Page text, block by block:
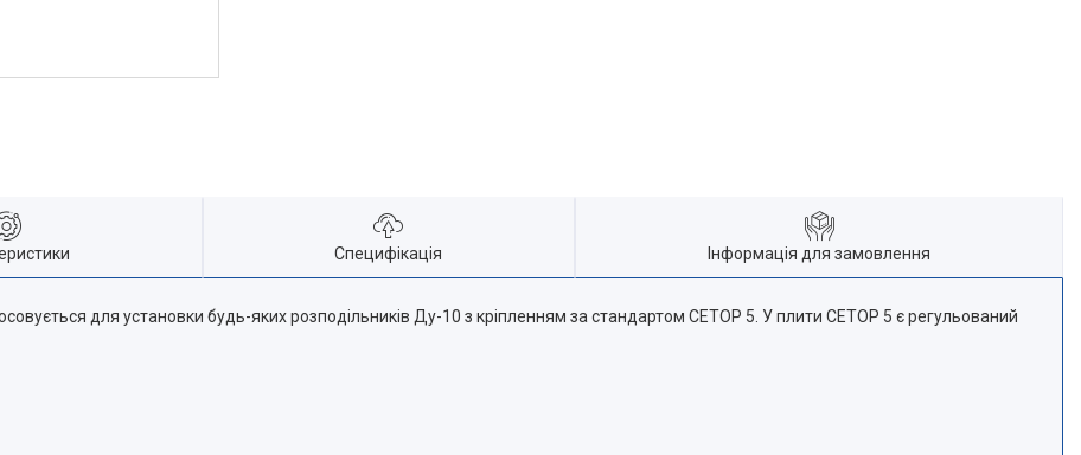
Специфікація Інформація для замовлення
для установки будь-яких розподільників Ду-10 з кріпленням за стандартом CETOP 5. У плити CETOP 5 є регульований